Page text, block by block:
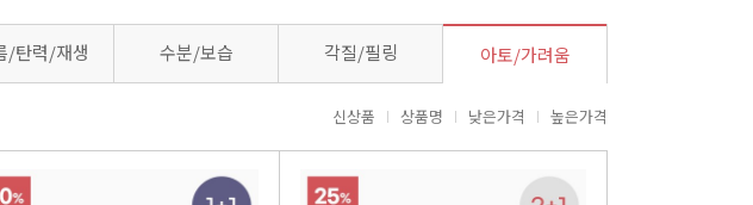
/탄력/재생 수분/보습 각질/필링 아토/가려움
신상품 상품명 낮은가격 높은가격